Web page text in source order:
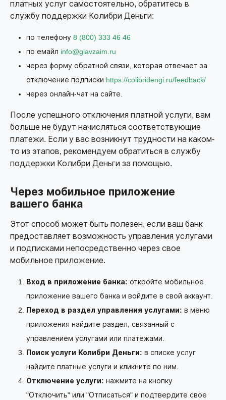
платных услуг самостоятельно, обратитесь в
службу поддержки Колибри Деньги:
по телефону 8 (800) 333 46 46
по емайл info@glavzaim.ru
через форму обратной связи, которая отвечает за
отключение подписки https://colibridengi.ru/feedback/
через онлайн-чат на сайте.
После успешного отключения платной услуги, вам
больше не будут начисляться соответствующие
платежи. Если у вас возникнут трудности на каком-
то из этапов, рекомендуем обратиться в службу
поддержки Колибри Деньги за помощью.
Через мобильное приложение
вашего банка
Этот способ может быть полезен, если ваш банк
предоставляет возможность управления услугами
и подписками непосредственно через свое
мобильное приложение.
Вход в приложение банка: откройте мобильное
приложение вашего банка и войдите в свой аккаунт.
Переход в раздел управления услугами: в меню
приложения найдите раздел, связанный с
управлением услугами или платежами.
Поиск услуги Колибри Деньги: в списке услуг
найдите платные услуги и кликните по ним.
Отключение услуги: нажмите на кнопку
"Отключить" или "Отписаться" и подтвердите свое